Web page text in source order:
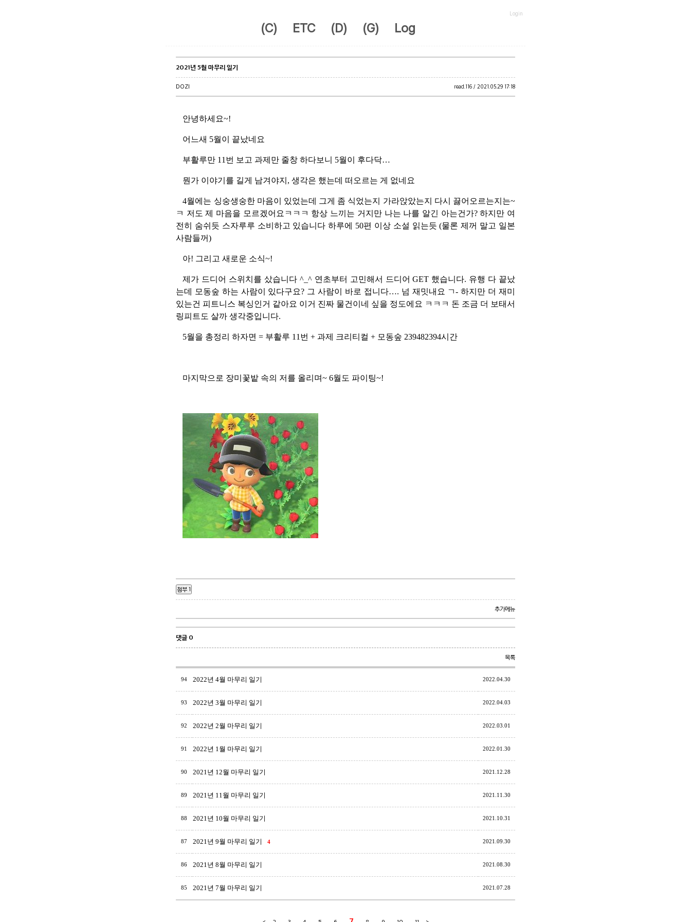
Login
(C) ETC (D) (G) Log
2021년 5월 마무리 일기
DOZI 2021.05.29 17:18
read. 116 /
안녕하세요~!
어느새 5월이 끝났네요
부활루만 11번 보고 과제만 줄창 하다보니 5월이 후다닥…
뭔가 이야기를 길게 남겨야지, 생각은 했는데 떠오르는 게 없네요
4월에는 싱숭생숭한 마음이 있었는데 그게 좀 식었는지 가라앉았는지 다시 끓어오르는지는~
ㅋ 저도 제 마음을 모르겠어요ㅋㅋㅋ 항상 느끼는 거지만 나는 나를 알긴 아는건가? 하지만 여
전히 숨쉬듯 스자루루 소비하고 있습니다 하루에 50편 이상 소설 읽는듯 (물론 제꺼 말고 일본
사람들꺼)
아! 그리고 새로운 소식~!
제가 드디어 스위치를 샀습니다 ^_^ 연초부터 고민해서 드디어 GET 했습니다. 유행 다 끝났
는데 모동숲 하는 사람이 있다구요? 그 사람이 바로 접니다…. 넘 재밋내요 ㄱ- 하지만 더 재미
있는건 피트니스 복싱인거 같아요 이거 진짜 물건이네 싶을 정도에요 ㅋㅋㅋ 돈 조금 더 보태서
링피트도 살까 생각중입니다.
5월을 총정리 하자면 = 부활루 11번 + 과제 크리티컬 + 모동숲 239482394시간
마지막으로 장미꽃밭 속의 저를 올리며~ 6월도 파이팅~!
첨부 1
추가메뉴
댓글 0
목록
94 2022년 4월 마무리 일기 2022.04.30
93 2022년 3월 마무리 일기 2022.04.03
92 2022년 2월 마무리 일기 2022.03.01
91 2022년 1월 마무리 일기 2022.01.30
90 2021년 12월 마무리 일기 2021.12.28
89 2021년 11월 마무리 일기 2021.11.30
88 2021년 10월 마무리 일기 2021.10.31
87 2021년 9월 마무리 일기 4 2021.09.30
86 2021년 8월 마무리 일기 2021.08.30
85 2021년 7월 마무리 일기 2021.07.28